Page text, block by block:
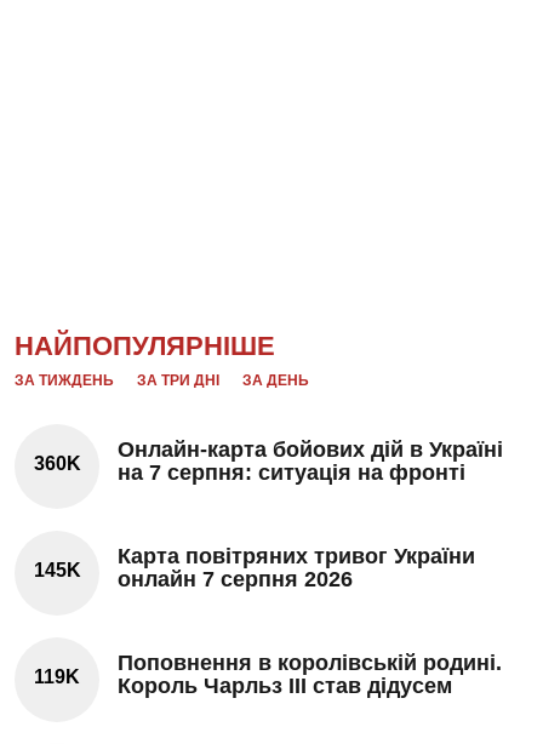
НАЙПОПУЛЯРНІШЕ
ЗА ТИЖДЕНЬ ЗА ТРИ ДНІ ЗА ДЕНЬ
360K
Онлайн-карта бойових дій в Україні
на 7 серпня: ситуація на фронті
145K
Карта повітряних тривог України
онлайн 7 серпня 2026
119K
Поповнення в королівській родині.
Король Чарльз III став дідусем